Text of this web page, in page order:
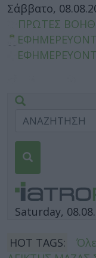
Σάββατο,
ΠΡΩΤΕΣ
Saturday,
HOT TAGS: